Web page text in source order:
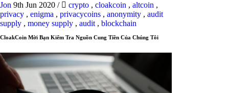
Jon 9th Jun 2020 / crypto , cloakcoin , altcoin ,
privacy , enigma , privacycoins , anonymity , audit
supply , money supply , audit , blockchain
CloakCoin Mời Bạn Kiểm Tra Nguồn Cung Tiền Của Chúng Tôi